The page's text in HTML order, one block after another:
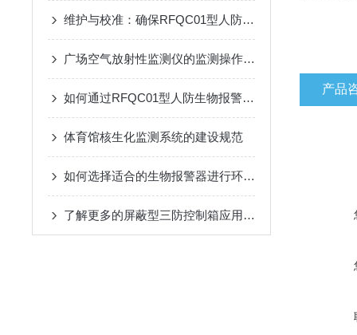
维护与校准：确保RFQC01型人防生物报警器长期有效
广场空气放射性监测仪的监测操作方法
如何通过RFQC01型人防生物报警器提高应急防护能力？
体育馆核生化监测系统的建设规范
如何选择适合的生物报警器进行环境监测？
了解更多的屏蔽型三防控制箱应用优势
产品